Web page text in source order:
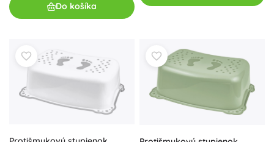
Do košíka